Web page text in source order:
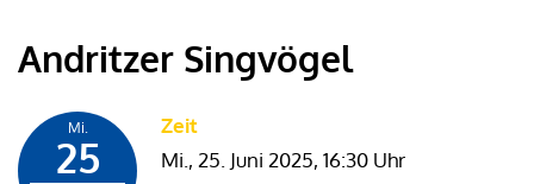
Andritzer Singvögel
Mi.
25
Zeit
Mi., 25. Juni 2025, 16:30 Uhr